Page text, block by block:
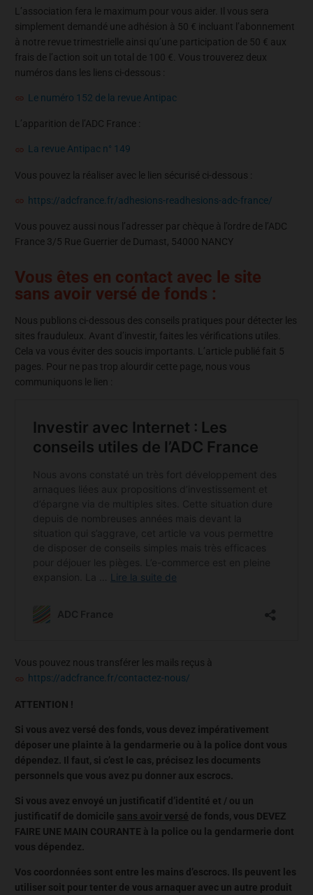
L’association fera le maximum pour vous aider. Il vous sera
simplement demandé une adhésion à 50 € incluant l’abonnement
à notre revue trimestrielle ainsi qu’une participation de 50 € aux
frais de l’action soit un total de 100 €. Vous trouverez deux
numéros dans les liens ci-dessous :
Le numéro 152 de la revue Antipac
L’apparition de l’ADC France :
La revue Antipac n° 149
Vous pouvez la réaliser avec le lien sécurisé ci-dessous :
https://adcfrance.fr/adhesions-readhesions-adc-france/
Vous pouvez aussi nous l’adresser par chèque à l’ordre de l’ADC
France 3/5 Rue Guerrier de Dumast, 54000 NANCY
Vous êtes en contact avec le site
sans avoir versé de fonds :
Nous publions ci-dessous des conseils pratiques pour détecter les
sites frauduleux. Avant d’investir, faites les vérifications utiles.
Cela va vous éviter des soucis importants. L’article publié fait 5
pages. Pour ne pas trop alourdir cette page, nous vous
communiquons le lien :
Vous pouvez nous transférer les mails reçus à
https://adcfrance.fr/contactez-nous/
ATTENTION !
Si vous avez versé des fonds, vous devez impérativement
déposer une plainte à la gendarmerie ou à la police dont vous
dépendez. Il faut, si c’est le cas, précisez les documents
personnels que vous avez pu donner aux escrocs.
Si vous avez envoyé un justificatif d’identité et / ou un
justificatif de domicile sans avoir versé de fonds, vous DEVEZ
FAIRE UNE MAIN COURANTE à la police ou la gendarmerie dont
vous dépendez.
Vos coordonnées sont entre les mains d’escrocs. Ils peuvent les
utiliser soit pour tenter de vous arnaquer avec un autre produit